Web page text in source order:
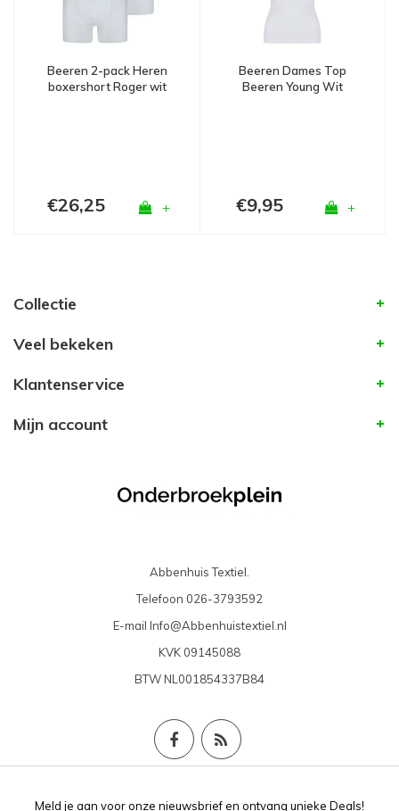
Beeren 2-pack Heren
boxershort Roger wit
€26,25 +
Beeren Dames Top
Beeren Young Wit
€9,95 +
Collectie
Veel bekeken
Klantenservice
Mijn account
Abbenhuis Textiel.
Telefoon 026-3793592
E-mail Info@Abbenhuistextiel.nl
KVK 09145088
BTWNL001854337B84
Meld je aan voor onze nieuwsbrief en ontvang unieke Deals!